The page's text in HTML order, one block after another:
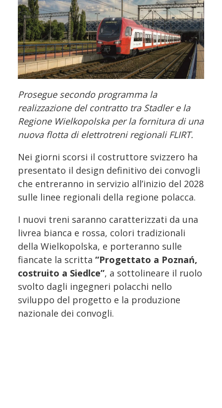
Prosegue secondo programma la
realizzazione del contratto tra Stadler e la
Regione Wielkopolska per la fornitura di una
nuova flotta di elettrotreni regionali FLIRT.
Nei giorni scorsi il costruttore svizzero ha
presentato il design definitivo dei convogli
che entreranno in servizio all’inizio del 2028
sulle linee regionali della regione polacca.
I nuovi treni saranno caratterizzati da una
livrea bianca e rossa, colori tradizionali
della Wielkopolska, e porteranno sulle
fiancate la scritta “Progettato a Poznań,
costruito a Siedlce”, a sottolineare il ruolo
svolto dagli ingegneri polacchi nello
sviluppo del progetto e la produzione
nazionale dei convogli.